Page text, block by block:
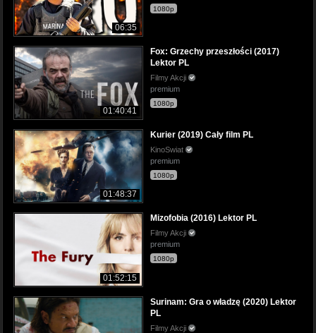
06:35
1080p
01:40:41
Fox: Grzechy przeszłości (2017)
Lektor PL
Filmy Akcji
premium
1080p
01:48:37
Kurier (2019) Cały film PL
KinoSwiat
premium
1080p
01:52:15
Mizofobia (2016) Lektor PL
Filmy Akcji
premium
1080p
Surinam: Gra o władzę (2020) Lektor
PL
Filmy Akcji